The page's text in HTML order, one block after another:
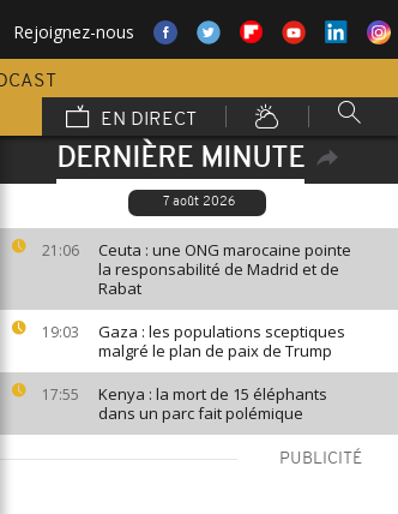
Rejoignez-nous
EN DIRECT
DERNIÈRE MINUTE
7 août 2026
21:06
Ceuta : une ONG marocaine pointe
la responsabilité de Madrid et de
Rabat
19:03
Gaza : les populations sceptiques
malgré le plan de paix de Trump
17:55
Kenya : la mort de 15 éléphants
dans un parc fait polémique
PUBLICITÉ